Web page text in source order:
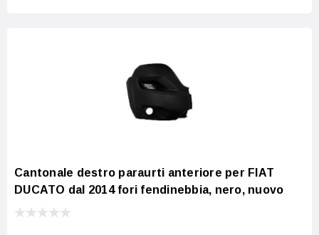
Cantonale destro paraurti anteriore per FIAT
DUCATO dal 2014 fori fendinebbia, nero, nuovo